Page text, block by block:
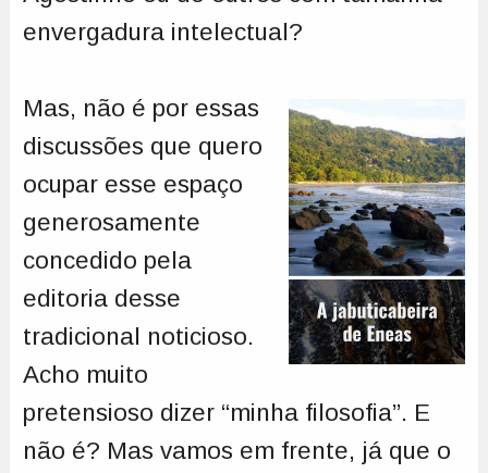
envergadura intelectual?
Mas, não é por essas
discussões que quero
ocupar esse espaço
generosamente
concedido pela
editoria desse
tradicional noticioso.
Acho muito
pretensioso dizer “minha filosofia”. E
não é? Mas vamos em frente, já que o